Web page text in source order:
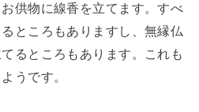
供物に線香を立てます。すべ
ところもありますし、無縁仏
るところもあります。これも
うです。